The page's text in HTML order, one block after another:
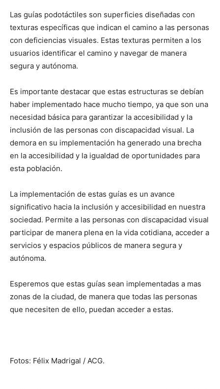
Las guías podotáctiles son superficies diseñadas con
texturas específicas que indican el camino a las personas
con deficiencias visuales. Estas texturas permiten a los
usuarios identificar el camino y navegar de manera
segura y autónoma.
Es importante destacar que estas estructuras se debían
haber implementado hace mucho tiempo, ya que son una
necesidad básica para garantizar la accesibilidad y la
inclusión de las personas con discapacidad visual. La
demora en su implementación ha generado una brecha
en la accesibilidad y la igualdad de oportunidades para
esta población.
La implementación de estas guías es un avance
significativo hacia la inclusión y accesibilidad en nuestra
sociedad. Permite a las personas con discapacidad visual
participar de manera plena en la vida cotidiana, acceder a
servicios y espacios públicos de manera segura y
autónoma.
Esperemos que estas guías sean implementadas a mas
zonas de la ciudad, de manera que todas las personas
que necesiten de ello, puedan acceder a estas.
Fotos: Félix Madrigal / ACG.